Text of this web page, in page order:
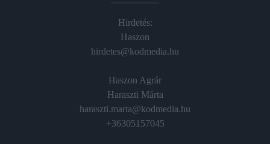
Hirdetés:
Haszon
hirdetes@kodmedia.hu
Haszon Agrár
Haraszti Márta
haraszti.marta@kodmedia.hu
+36305157045